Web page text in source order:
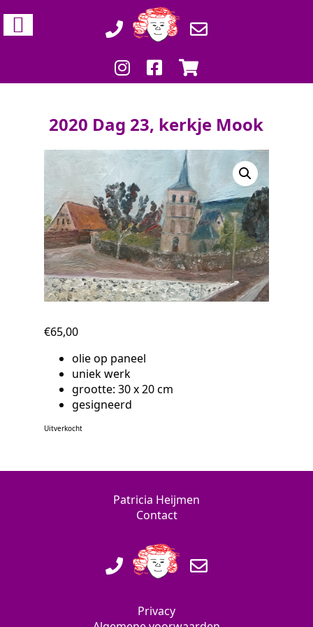
2020 Dag 23, kerkje Mook
€65,00
olie op paneel
uniek werk
grootte: 30 x 20 cm
gesigneerd
Uitverkocht
Patricia Heijmen
Contact
Privacy